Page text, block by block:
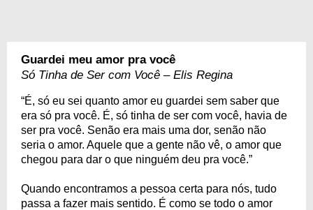
Guardei meu amor pra você
Só Tinha de Ser com Você – Elis Regina
“É, só eu sei quanto amor eu guardei sem saber que
era só pra você. É, só tinha de ser com você, havia de
ser pra você. Senão era mais uma dor, senão não
seria o amor. Aquele que a gente não vê, o amor que
chegou para dar o que ninguém deu pra você.”
Quando encontramos a pessoa certa para nós, tudo
passa a fazer mais sentido. É como se todo o amor